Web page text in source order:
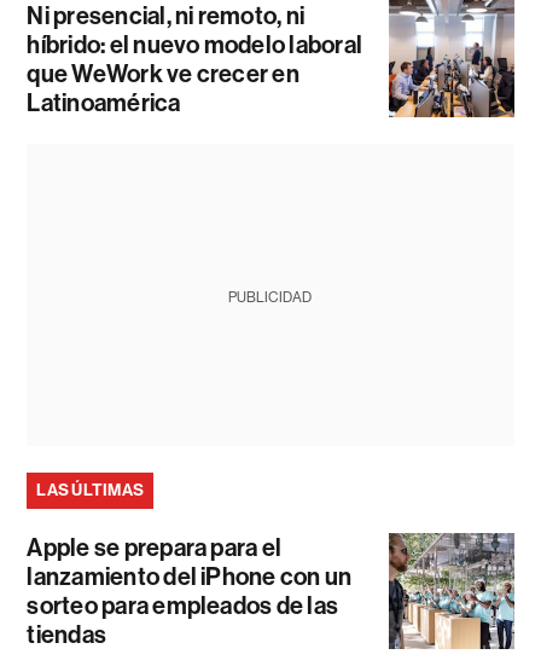
Ni presencial, ni remoto, ni
híbrido: el nuevo modelo laboral
que WeWork ve crecer en
Latinoamérica
PUBLICIDAD
LAS ÚLTIMAS
Apple se prepara para el
lanzamiento del iPhone con un
sorteo para empleados de las
tiendas